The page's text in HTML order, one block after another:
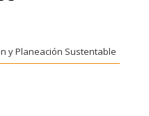
y Planeación Sustentable